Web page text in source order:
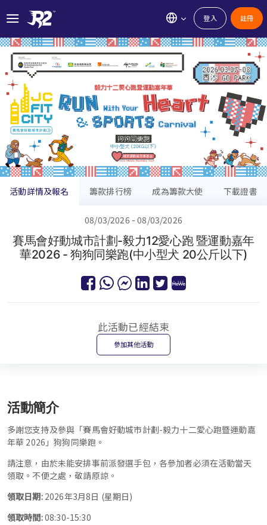
登入 註冊
活動詳情及報名 籌款排行榜 成為籌款大使 下載證書
08/03/2026 - 08/03/2026
賽馬會好動城市計劃-毅力12愛心跑 暨運動嘉年
華2026 - 狗狗同樂跑(中小型犬 20公斤以下)
此活動已經結束
參加其他活動
活動簡介
多謝您支持及參與「賽馬會好動城市計劃-毅力十二愛心跑暨運動嘉
年華 2026」狗狗同樂跑。
請注意，由於未能安排事前派發選手包，各參加者必須在活動當天
領取。不便之處，敬請原諒。
領取日期:2026年3月8日 (星期日)
領取時間:08:30-15:30